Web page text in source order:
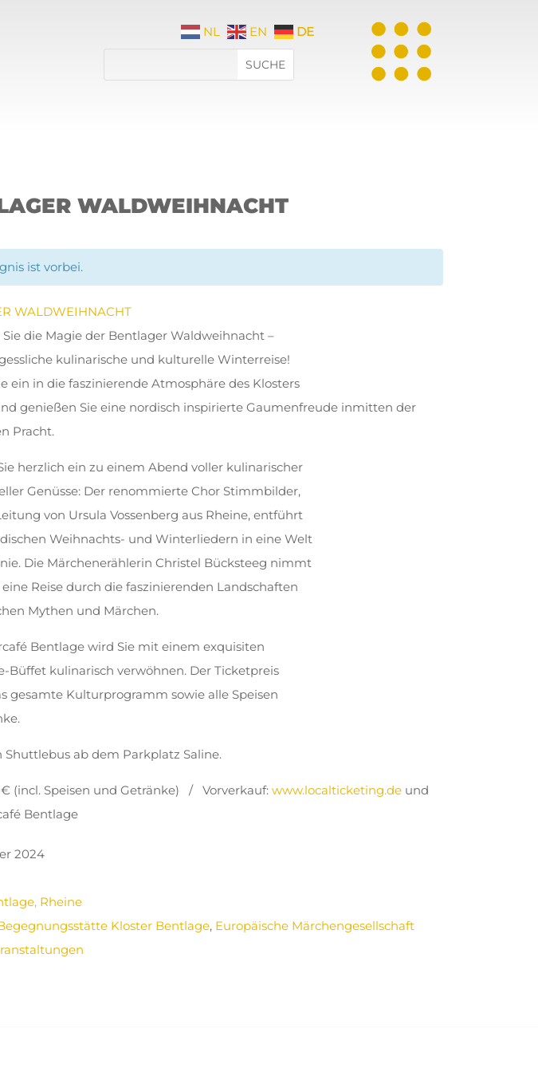
NL EN DE
WALDWEIHNACHT
ist vorbei.
WALDWEIHNACHT
die Magie der Bentlager Waldweihnacht –
kulinarische und kulturelle Winterreise!
ein in die faszinierende Atmosphäre des Klosters
genießen Sie eine nordisch inspirierte Gaumenfreude inmitten der
Pracht.
herzlich ein zu einem Abend voller kulinarischer
Genüsse: Der renommierte Chor Stimmbilder,
von Ursula Vossenberg aus Rheine, entführt
Weihnachts- und Winterliedern in eine Welt
Die Märchenerählerin Christel Bücksteeg nimmt
Reise durch die faszinierenden Landschaften
Mythen und Märchen.
Bentlage wird Sie mit einem exquisiten
Büffet kulinarisch verwöhnen. Der Ticketpreis
gesamte Kulturprogramm sowie alle Speisen
Shuttlebus ab dem Parkplatz Saline.
€ (incl. Speisen und Getränke) / Vorverkauf:www.localticketing.de und
Bentlage
2024
Rheine
Kloster Bentlage, Europäische Märchengesellschaft